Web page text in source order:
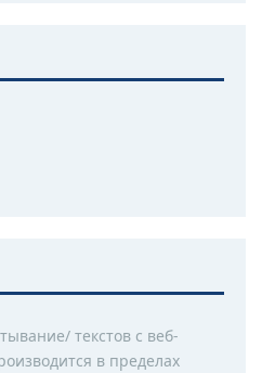
текстов с веб-
в пределах